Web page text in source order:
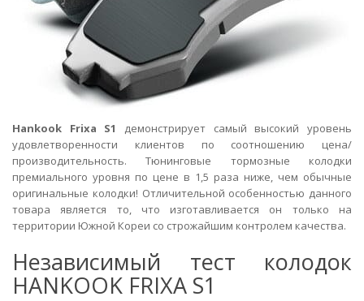
Hankook Frixa S1
демонстрирует самый высокий уровень
удовлетворенности клиентов по соотношению цена/
производительность. Тюнинговые тормозные колодки
премиального уровня по цене в 1,5 раза ниже, чем обычные
оригинальные колодки! Отличительной особенностью данного
товара является то, что изготавливается он только на
территории Южной Кореи со строжайшим контролем качества.
Независимый тест колодок
HANKOOK FRIXA S1